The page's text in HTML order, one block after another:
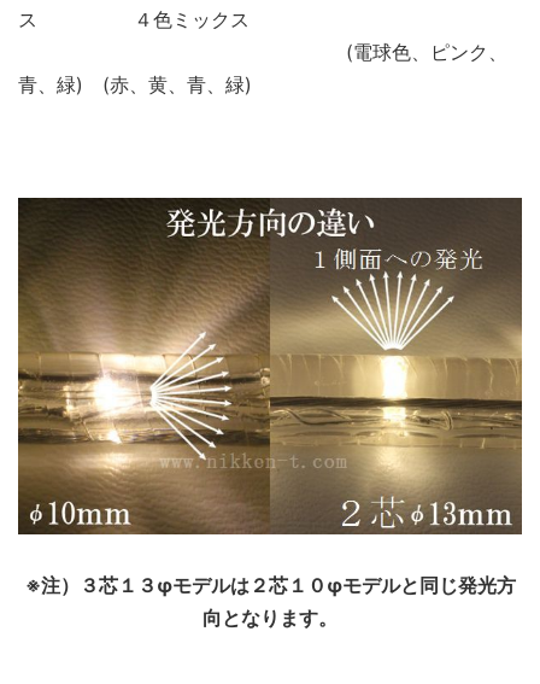
ス ４色ミックス
(電球色、ピンク、
青、緑) (赤、黄、青、緑)
※注）３芯１３φモデルは２芯１０φモデルと同じ発光方
向となります。